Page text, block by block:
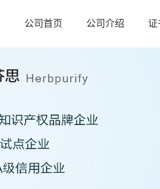
公司首页 公司介绍 证